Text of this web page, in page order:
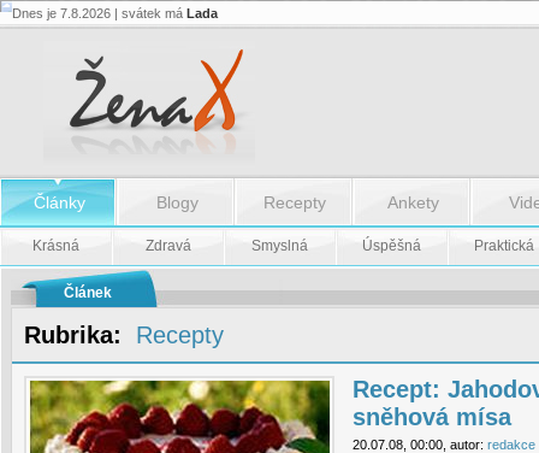
Recept:
Jahodovo
malinová
sněhová
Dnes je 7.8.2026 | svátek má Lada
Články Blogy Recepty Ankety
Krásná Zdravá Smyslná Úspěšná Praktická
Článek
Rubrika: Recepty
Recept:
sněhová mísa
20.07.08, 00:00, autor: redakce